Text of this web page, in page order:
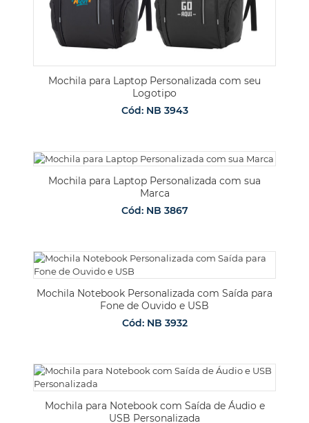
Mochila para Laptop Personalizada com seu
Logotipo
Cód: NB 3943
Mochila para Laptop Personalizada com sua
Marca
Cód: NB 3867
Mochila Notebook Personalizada com Saída para
Fone de Ouvido e USB
Cód: NB 3932
Mochila para Notebook com Saída de Áudio e
USB Personalizada